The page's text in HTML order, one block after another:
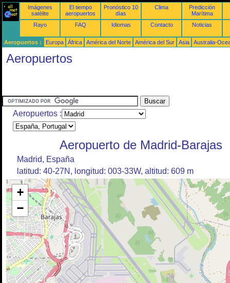
Imágenes
satélite
El tiempo
aeropuertos
Pronóstico 10
días
Clima
Predicción
Marítima
Rayo
FAQ Idiomas Contacto Noticias
Aeropuertos : Europa África América del Norte América del Sur Asia Australia-
Aeropuertos
Aeropuertos :
Aeropuerto de Madrid-Barajas
Madrid, España
latitud: 40-27N, longitud: 003-33W, altitud: 609 m
+
−